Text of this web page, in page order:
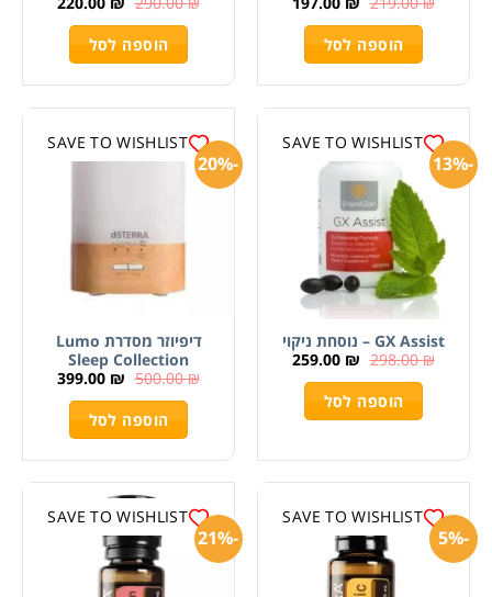
הוספה לסל
הוספה לסל
SAVE TO WISHLIST
-13%
GX Assist – נוסחת ניקוי
298.00₪
259.00 ₪
הוספה לסל
SAVE TO WISHLIST
-20%
דיפיוזר מסדרת Lumo
Sleep Collection
500.00₪
399.00 ₪
הוספה לסל
SAVE TO WISHLIST
-5%
SAVE TO WISHLIST
-21%